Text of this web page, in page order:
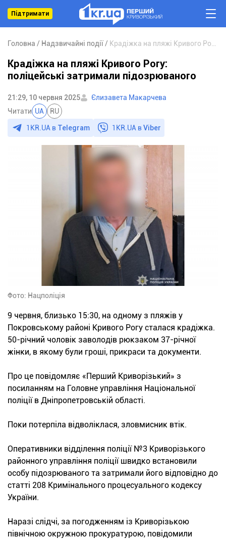
Підтримати
Головна Надзвичайні події
Крадіжка на пляжі Кривого Рогу:
поліцейські затримали підозрюваного
21:29, 10 червня 2025
Єлизавета Макарчева
Читати UA RU
1KR.UA в Telegram 1KR.UA вViber
Фото: Нацполіція
9 червня, близько 15:30, на одному з пляжів у
Покровському районі Кривого Рогу сталася крадіжка.
50-річний чоловік заволодів рюкзаком 37-річної
жінки, в якому були гроші, прикраси та документи.
Про це повідомляє «Перший Криворізький» з
посиланням на Головне управління Національної
поліції в Дніпропетровській області.
Поки потерпіла відволіклася, зловмисник втік.
Оперативники відділення поліції №3 Криворізького
районного управління поліції швидко встановили
особу підозрюваного та затримали його відповідно до
статті 208 Кримінального процесуального кодексу
України.
Наразі слідчі, за погодженням із Криворізькою
північною окружною прокуратурою, повідомили